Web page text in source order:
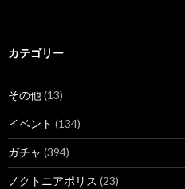
カテゴリー
その他(13)
イベント (134)
ガチャ (394)
ノクトニアポリス (23)